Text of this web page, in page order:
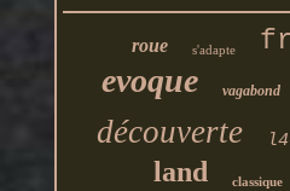
roue s'adapte
evoque vagabond
découverte
land classique